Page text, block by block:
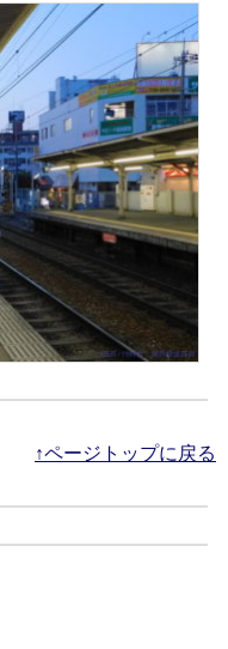
↑ページトップに戻る